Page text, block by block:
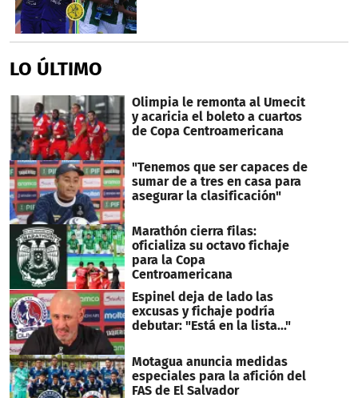
LO ÚLTIMO
Olimpia le remonta al Umecit
y acaricia el boleto a cuartos
de Copa Centroamericana
"Tenemos que ser capaces de
sumar de a tres en casa para
asegurar la clasificación"
Marathón cierra filas:
oficializa su octavo fichaje
para la Copa
Centroamericana
Espinel deja de lado las
excusas y fichaje podría
debutar: "Está en la lista..."
Motagua anuncia medidas
especiales para la afición del
FAS de El Salvador